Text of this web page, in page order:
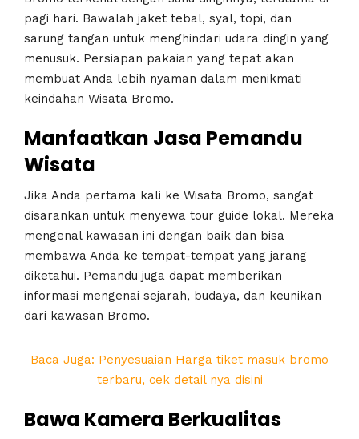
pagi hari. Bawalah jaket tebal, syal, topi, dan
sarung tangan untuk menghindari udara dingin yang
menusuk. Persiapan pakaian yang tepat akan
membuat Anda lebih nyaman dalam menikmati
keindahan Wisata Bromo.
Manfaatkan Jasa Pemandu
Wisata
Jika Anda pertama kali ke Wisata Bromo, sangat
disarankan untuk menyewa tour guide lokal. Mereka
mengenal kawasan ini dengan baik dan bisa
membawa Anda ke tempat-tempat yang jarang
diketahui. Pemandu juga dapat memberikan
informasi mengenai sejarah, budaya, dan keunikan
dari kawasan Bromo.
Baca Juga: Penyesuaian Harga tiket masuk bromo
terbaru, cek detail nya disini
Bawa Kamera Berkualitas